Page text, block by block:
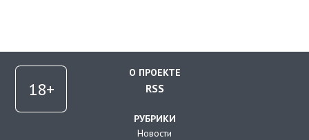
О ПРОЕКТЕ
RSS
РУБРИКИ
Новости